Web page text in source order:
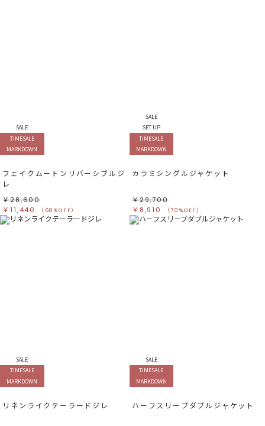
SALE
TIMESALE
MARKDOWN
フェイクムートンリバーシブルジ
レ
￥28,600
￥11,440
（60%OFF）
SALE
SET UP
TIMESALE
MARKDOWN
カラミシングルジャケット
￥29,700
￥8,910
（70%OFF）
SALE
TIMESALE
MARKDOWN
リネンライクテーラードジレ
SALE
TIMESALE
MARKDOWN
ハーフスリーブダブルジャケット